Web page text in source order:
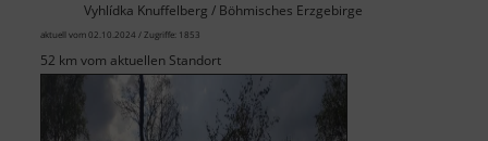
Vyhlídka Knuffelberg / Böhmisches Erzgebirge
aktuell vom 02.10.2024 / Zugriffe: 1853
52 km vom aktuellen Standort